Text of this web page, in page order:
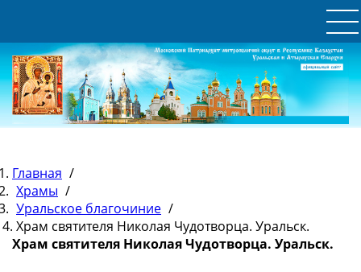
Главная /
Храмы /
Уральское благочиние /
Храм святителя Николая Чудотворца. Уральск.
Храм святителя Николая Чудотворца. Уральск.